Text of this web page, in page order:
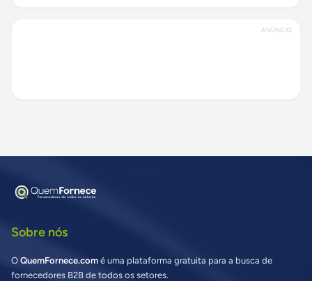
ANÚNCIO
Sobre nós
O QuemFornece.com é uma plataforma gratuita para a busca de
fornecedores B2B de todos os setores.